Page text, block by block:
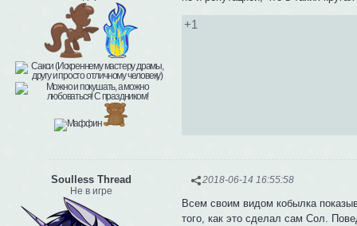
+1
2018-06-14 16:55:58
Soulless Thread
Не в игре
Всем своим видом кобылка
того, как это сделал сам Сол.